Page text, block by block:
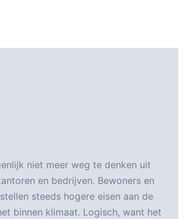
niet meer weg te denken uit
en bedrijven. Bewoners en
steeds hogere eisen aan de
binnen klimaat. Logisch, want het